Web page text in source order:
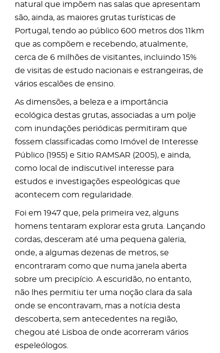
natural que impõem nas salas que apresentam
são, ainda, as maiores grutas turísticas de
Portugal, tendo ao público 600 metros dos 11km
que as compõem e recebendo, atualmente,
cerca de 6 milhões de visitantes, incluindo 15%
de visitas de estudo nacionais e estrangeiras, de
vários escalões de ensino.
As dimensões, a beleza e a importância
ecológica destas grutas, associadas a um polje
com inundações periódicas permitiram que
fossem classificadas como Imóvel de Interesse
Público (1955) e Sitio RAMSAR (2005), e ainda,
como local de indiscutivel interesse para
estudos e investigações espeológicas que
acontecem com regularidade.
Foi em 1947 que, pela primeira vez, alguns
homens tentaram explorar esta gruta. Lançando
cordas, desceram até uma pequena galeria,
onde, a algumas dezenas de metros, se
encontraram como que numa janela aberta
sobre um precipício. A escuridão, no entanto,
não lhes permitiu ter uma noção clara da sala
onde se encontravam, mas a notícia desta
descoberta, sem antecedentes na região,
chegou até Lisboa de onde acorreram vários
espeleólogos.